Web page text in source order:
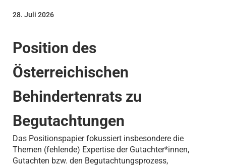
Position des
Österreichischen
Behindertenrats zu
Begutachtungen
28. Juli 2026
Das Positionspapier fokussiert insbesondere die
Themen (fehlende) Expertise der Gutachter*innen,
Gutachten bzw. den Begutachtungsprozess,